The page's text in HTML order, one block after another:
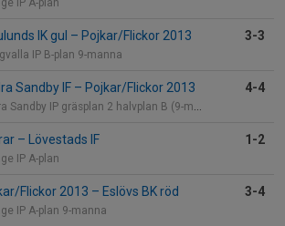
IP A-plan
IK gul – Pojkar/Flickor 2013
IP B-plan 9-manna
3-3
Sandby IF – Pojkar/Flickor 2013
Sandby IP gräsplan 2 halvplan B (9-manna)
4-4
– Lövestads IF
IP A-plan
1-2
Flickor 2013 – Eslövs BK röd
IP A-plan 9-manna
3-4